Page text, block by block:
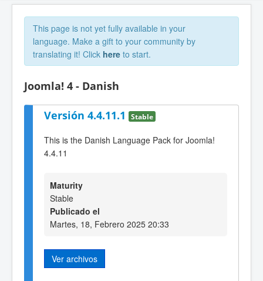
This page is not yet fully available in your
language. Make a gift to your community by
translating it! Click here to start.
Joomla! 4 - Danish
Versión 4.4.11.1 Stable
This is the Danish Language Pack for Joomla!
4.4.11
Maturity
Stable
Publicado el
Martes, 18, Febrero 2025 20:33
Ver archivos